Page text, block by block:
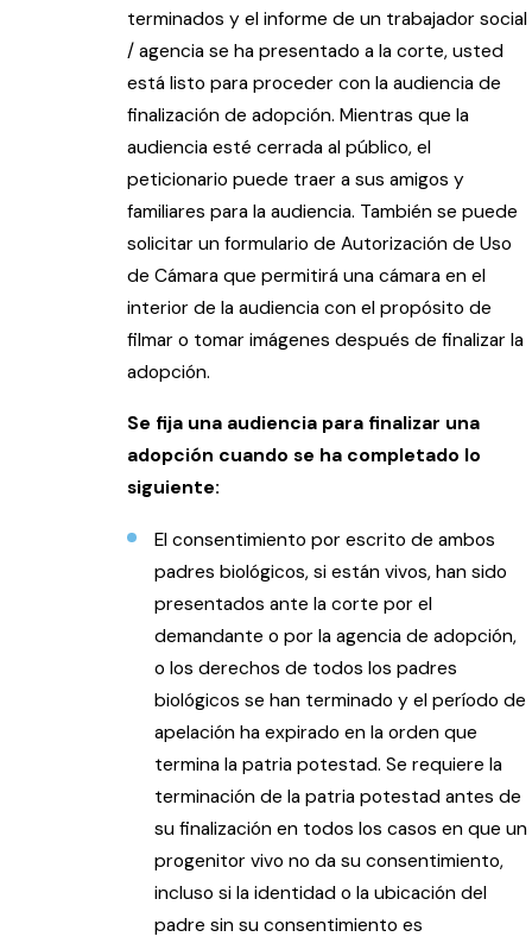
terminados y el informe de un trabajador social
/ agencia se ha presentado a la corte, usted
está listo para proceder con la audiencia de
finalización de adopción. Mientras que la
audiencia esté cerrada al público, el
peticionario puede traer a sus amigos y
familiares para la audiencia. También se puede
solicitar un formulario de Autorización de Uso
de Cámara que permitirá una cámara en el
interior de la audiencia con el propósito de
filmar o tomar imágenes después de finalizar la
adopción.
Se fija una audiencia para finalizar una
adopción cuando se ha completado lo
siguiente:
El consentimiento por escrito de ambos
padres biológicos, si están vivos, han sido
presentados ante la corte por el
demandante o por la agencia de adopción,
o los derechos de todos los padres
biológicos se han terminado y el período de
apelación ha expirado en la orden que
termina la patria potestad. Se requiere la
terminación de la patria potestad antes de
su finalización en todos los casos en que un
progenitor vivo no da su consentimiento,
incluso si la identidad o la ubicación del
padre sin su consentimiento es